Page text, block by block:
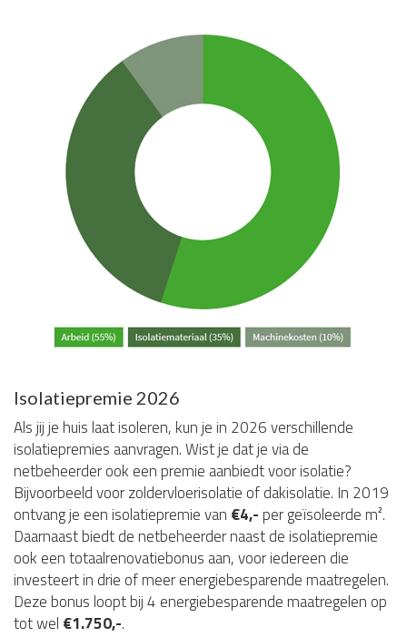
Isolatiepremie 2026
Als jij je huis laat isoleren, kun je in 2026 verschillende
isolatiepremies aanvragen. Wist je dat je via de
netbeheerder ook een premie aanbiedt voor isolatie?
Bijvoorbeeld voor zoldervloerisolatie of dakisolatie. In 2019
ontvang je een isolatiepremie van €4,- per geïsoleerde m².
Daarnaast biedt de netbeheerder naast de isolatiepremie
ook een totaalrenovatiebonus aan, voor iedereen die
investeert in drie of meer energiebesparende maatregelen.
Deze bonus loopt bij 4 energiebesparende maatregelen op
tot wel €1.750,-.